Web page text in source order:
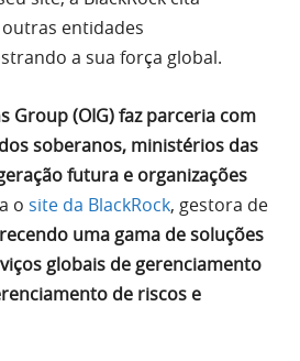
entidades
a sua força global.
Group (OIG) faz parceria com
soberanos, ministérios das
futura e organizações
o site da BlackRock, gestora de
uma gama de soluções
globais de gerenciamento
de riscos e